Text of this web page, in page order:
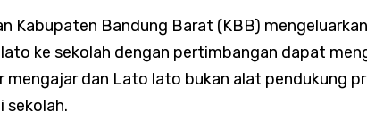
Kabupaten Bandung Barat (KBB)
ke sekolah dengan pertimbangan dapat
mengajar dan Lato lato bukan alat pendukung
sekolah.